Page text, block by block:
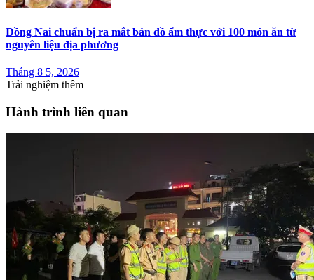
Đồng Nai chuẩn bị ra mắt bản đồ ẩm thực với 100 món ăn từ
nguyên liệu địa phương
Tháng 8 5, 2026
Trải nghiệm thêm
Hành trình liên quan